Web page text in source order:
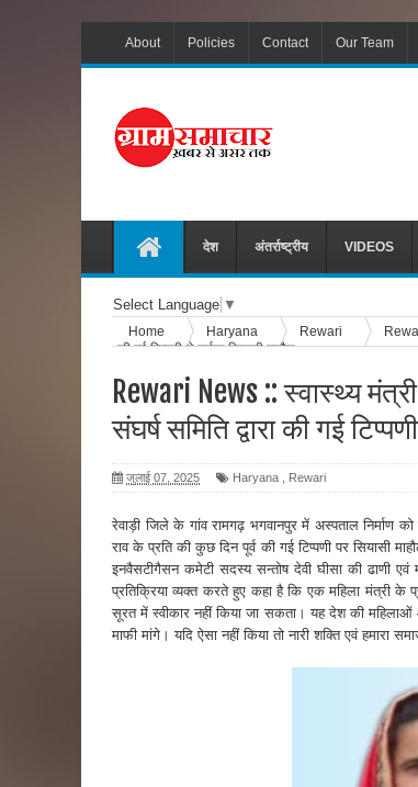
About Policies Contact Our Team
देश अंतर्राष्ट्रीय VIDEOS
Select Language ▼
Home Haryana Rewari
की गई टिप्पणी से गर्माया सियासी माहौल
Rewari News :: स्वास्थ्य
संघर्ष समिति द्वारा की गई
जुलाई 07, 2025 Haryana Rewari
रेवाड़ी जिले के गांव रामगढ़ भगवानपुर में अस्पताल निर्माण
राव के प्रति की कुछ दिन पूर्व की गई टिप्पणी पर सियासी
इनवैसटीगैसन कमेटी सदस्य सन्तोष देवी घीसा की ढाणी
प्रतिक्रिया व्यक्त करते हुए कहा है कि एक महिला मंत्री के
सूरत में स्वीकार नहीं किया जा सकता। यह देश की
माफी मांगे। यदि ऐसा नहीं किया तो नारी शक्ति एवं हमारा